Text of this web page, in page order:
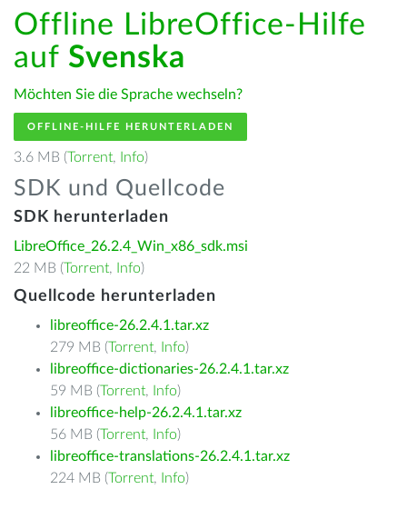
Offline LibreOffice-Hilfe
auf Svenska
Möchten Sie die Sprache wechseln?
OFFLINE-HILFE HERUNTERLADEN
3.6 MB (Torrent, Info)
SDK und Quellcode
SDK herunterladen
LibreOffice_26.2.4_Win_x86_sdk.msi
22 MB (Torrent, Info)
Quellcode herunterladen
libreoffice-26.2.4.1.tar.xz
279 MB (Torrent, Info)
libreoffice-dictionaries-26.2.4.1.tar.xz
59 MB (Torrent, Info)
libreoffice-help-26.2.4.1.tar.xz
56 MB (Torrent, Info)
libreoffice-translations-26.2.4.1.tar.xz
224 MB (Torrent, Info)